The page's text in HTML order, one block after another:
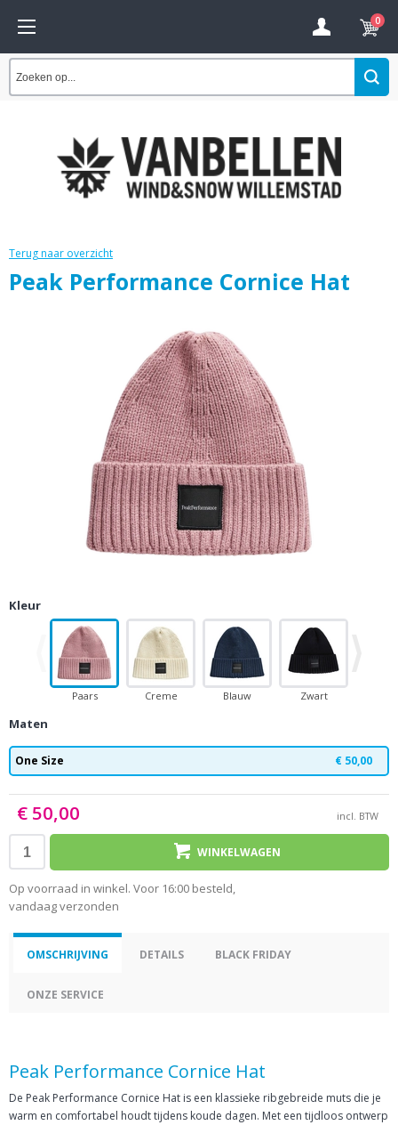
0
Terug naar overzicht
Peak Performance Cornice Hat
Kleur
Paars Creme Blauw Zwart
Maten
One Size € 50,00
€ 50,00 incl. BTW
WINKELWAGEN
Op voorraad in winkel. Voor 16:00 besteld,
vandaag verzonden
OMSCHRIJVING DETAILS BLACK FRIDAY
ONZE SERVICE
Peak Performance Cornice Hat
De Peak Performance Cornice Hat is een klassieke ribgebreide muts die je
warm en comfortabel houdt tijdens koude dagen. Met een tijdloos ontwerp